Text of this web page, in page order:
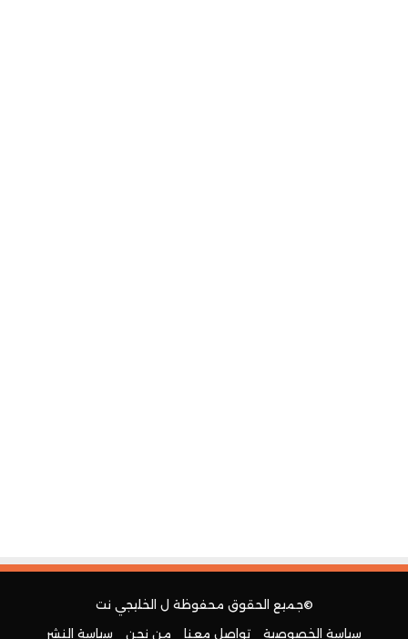
©جميع الحقوق محفوظة ل الخليجي نت
سياسة الخصوصية
تواصل معنا من نحن سياسة النشر